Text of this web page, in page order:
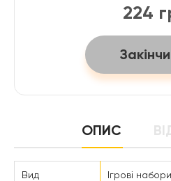
224
ОПИС
Вид Ігрові набори